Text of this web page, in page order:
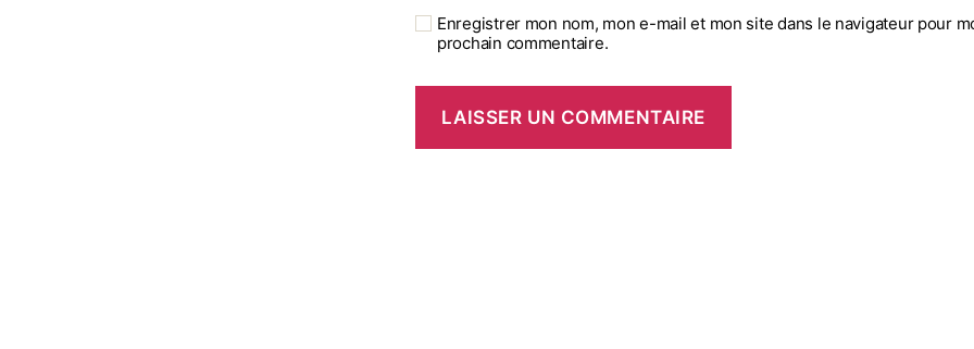
Enregistrer mon nom, mon e-mail et mon site dans le navigateur pour
prochain commentaire.